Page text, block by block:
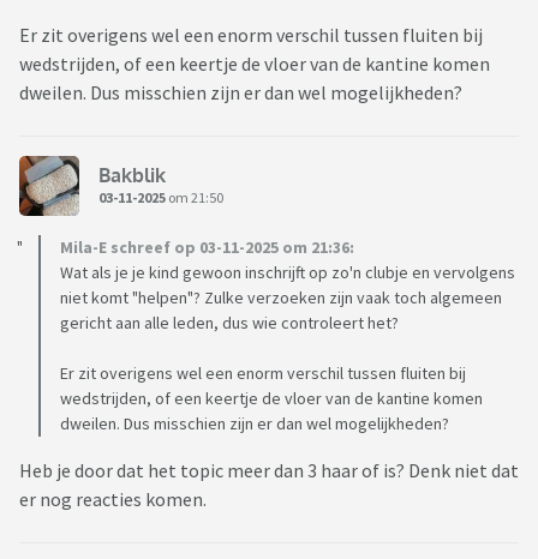
Er zit overigens wel een enorm verschil tussen fluiten bij
wedstrijden, of een keertje de vloer van de kantine komen
dweilen. Dus misschien zijn er dan wel mogelijkheden?
Bakblik
03-11-2025 om 21:50
Mila-E schreef op 03-11-2025 om 21:36:
Wat als je je kind gewoon inschrijft op zo'n clubje en vervolgens
niet komt "helpen"? Zulke verzoeken zijn vaak toch algemeen
gericht aan alle leden, dus wie controleert het?
Er zit overigens wel een enorm verschil tussen fluiten bij
wedstrijden, of een keertje de vloer van de kantine komen
dweilen. Dus misschien zijn er dan wel mogelijkheden?
Heb je door dat het topic meer dan 3 haar of is? Denk niet dat
er nog reacties komen.